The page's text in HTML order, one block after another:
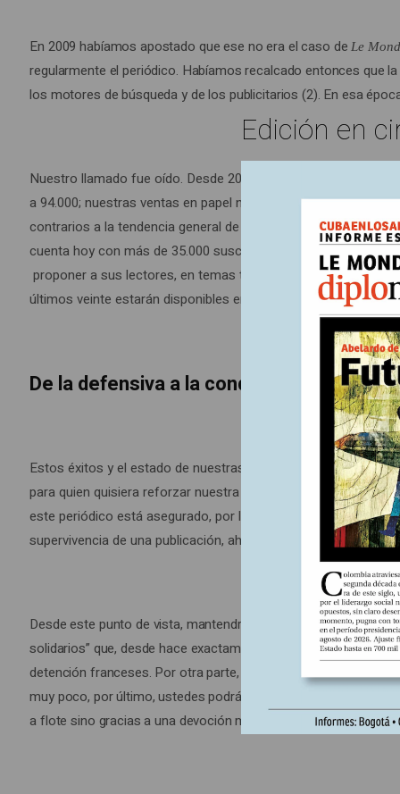
En 2009 habíamos apostado que ese no era el caso deLe
regularmente el periódico. Habíamos recalcado entonces que
los motores de búsqueda y de los publicitarios (2). En esa
Nuestro llamado fue oído. Desde 2009 recibimos 16.700
a 94.000; nuestras ventas en papel no fueron sacrificadas al
contrarios a la tendencia general de la prensa. Al mismo
cuenta hoy con más de 35.000 suscriptores conscientes de
proponer a sus lectores, en temas tan diversos como aquellos
últimos veinte estarán disponibles en otras lenguas además
De la defensiva a la conquista
Estos éxitos y el estado de nuestras cuentas nos conducen
para quien quisiera reforzar nuestra situación financiera y
este periódico está asegurado, por lo menos por algunos
supervivencia de una publicación, ahora se trata de ampliar la
Desde este punto de vista, mantendremos el precio deLe
solidarios” que, desde hace exactamente treinta años,
detención franceses. Por otra parte, les sugerimos apadrinar
muy poco, por último, ustedes podrán colaborar con nosotros
a flote sino gracias a una devoción militante –algunos dirían
su
existencia
–
independencia–
asegurada.
esa
amenaza
ha
Como
los
motivos
de
satisfacción
Edición en